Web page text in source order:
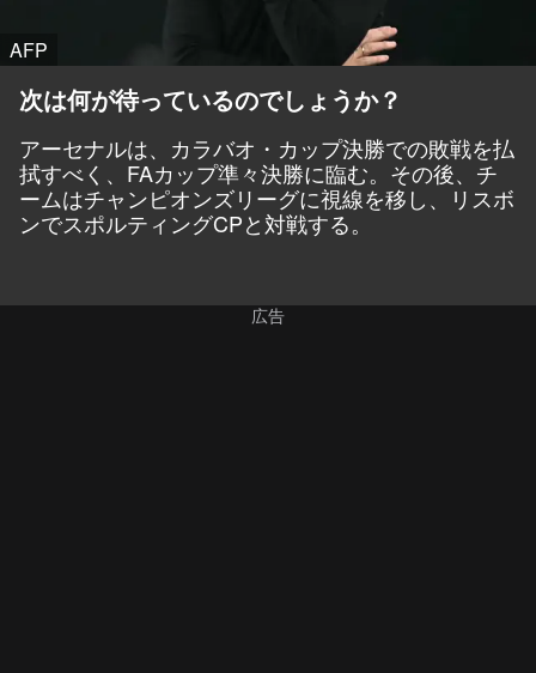
AFP
次は何が待っているのでしょうか？
アーセナルは、カラバオ・カップ決勝での敗戦を払
拭すべく、FAカップ準々決勝に臨む。その後、チ
ームはチャンピオンズリーグに視線を移し、リスボ
ンでスポルティングCPと対戦する。